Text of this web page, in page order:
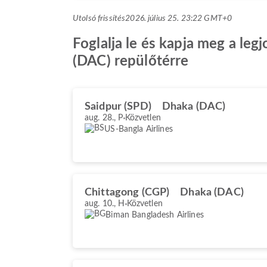
Utolsó frissítés2026. július 25. 23:22 GMT+0
Foglalja le és kapja meg a
(DAC) repülőtérre
Saidpur (SPD) Dhaka (DAC)
aug. 28., P Közvetlen
US-Bangla Airlines
Chittagong (CGP) Dhaka (DAC)
aug. 10., H Közvetlen
Biman Bangladesh Airlines